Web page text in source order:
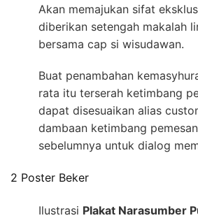
Akan memajukan sifat
diberikan setengah makalah
bersama cap si wisudawan.
Buat penambahan
rata itu terserah ketimbang
dapat disesuaikan alias
dambaan ketimbang
sebelumnya untuk dialog
2 Poster Beker
Ilustrasi Plakat Narasumber